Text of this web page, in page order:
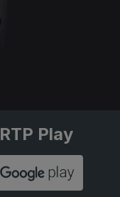
RTP Play